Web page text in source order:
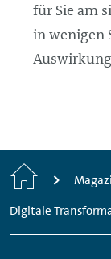
für Sie am
in wenigen
Startseite
Digitale